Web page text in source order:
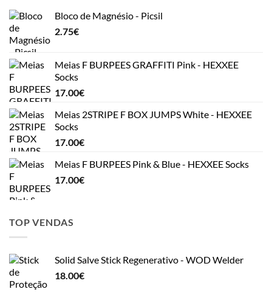
Bloco de Magnésio - Picsil
2.75€
Meias F BURPEES GRAFFITI Pink - HEXXEE
Socks
17.00€
Meias 2STRIPE F BOX JUMPS White - HEXXEE
Socks
17.00€
Meias F BURPEES Pink & Blue - HEXXEE Socks
17.00€
TOP VENDAS
Solid Salve Stick Regenerativo - WOD Welder
18.00€